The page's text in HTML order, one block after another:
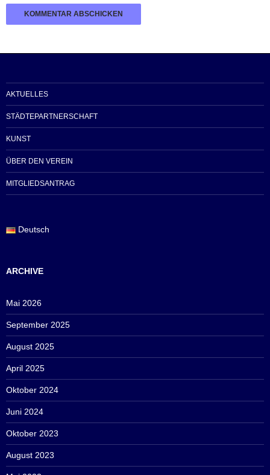
AKTUELLES
STÄDTEPARTNERSCHAFT
KUNST
ÜBER DEN VEREIN
MITGLIEDSANTRAG
Deutsch
ARCHIVE
Mai 2026
September 2025
August 2025
April 2025
Oktober 2024
Juni 2024
Oktober 2023
August 2023